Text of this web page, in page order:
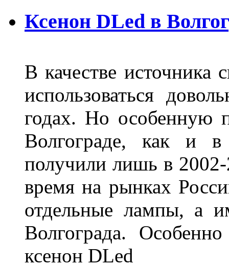
Ксенон DLed в
В качестве источника
использоваться
годах. Но особенную
Волгограде, как и
получили лишь в
время на рынках
отдельные лампы, а
Волгограда.
ксенон DLed